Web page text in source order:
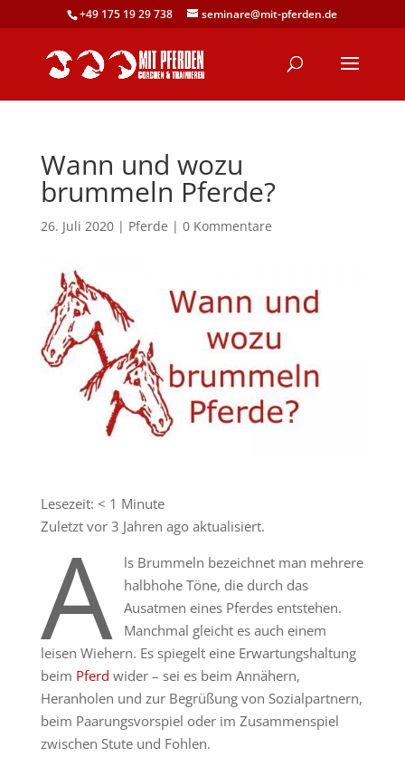
+49 175 19 29 738 seminare@mit-pferden.de
Wann und wozu
brummeln Pferde?
26. Juli 2020| Pferde | 0 Kommentare
Lesezeit: < 1 Minute
Zuletzt vor 3 Jahren ago aktualisiert.
A
ls Brummeln bezeichnet man mehrere
halbhohe Töne, die durch das
Ausatmen eines Pferdes entstehen.
Manchmal gleicht es auch einem
leisen Wiehern. Es spiegelt eine Erwartungshaltung
beim Pferd wider – sei es beim Annähern,
Heranholen und zur Begrüßung von Sozialpartnern,
beim Paarungsvorspiel oder im Zusammenspiel
zwischen Stute und Fohlen.